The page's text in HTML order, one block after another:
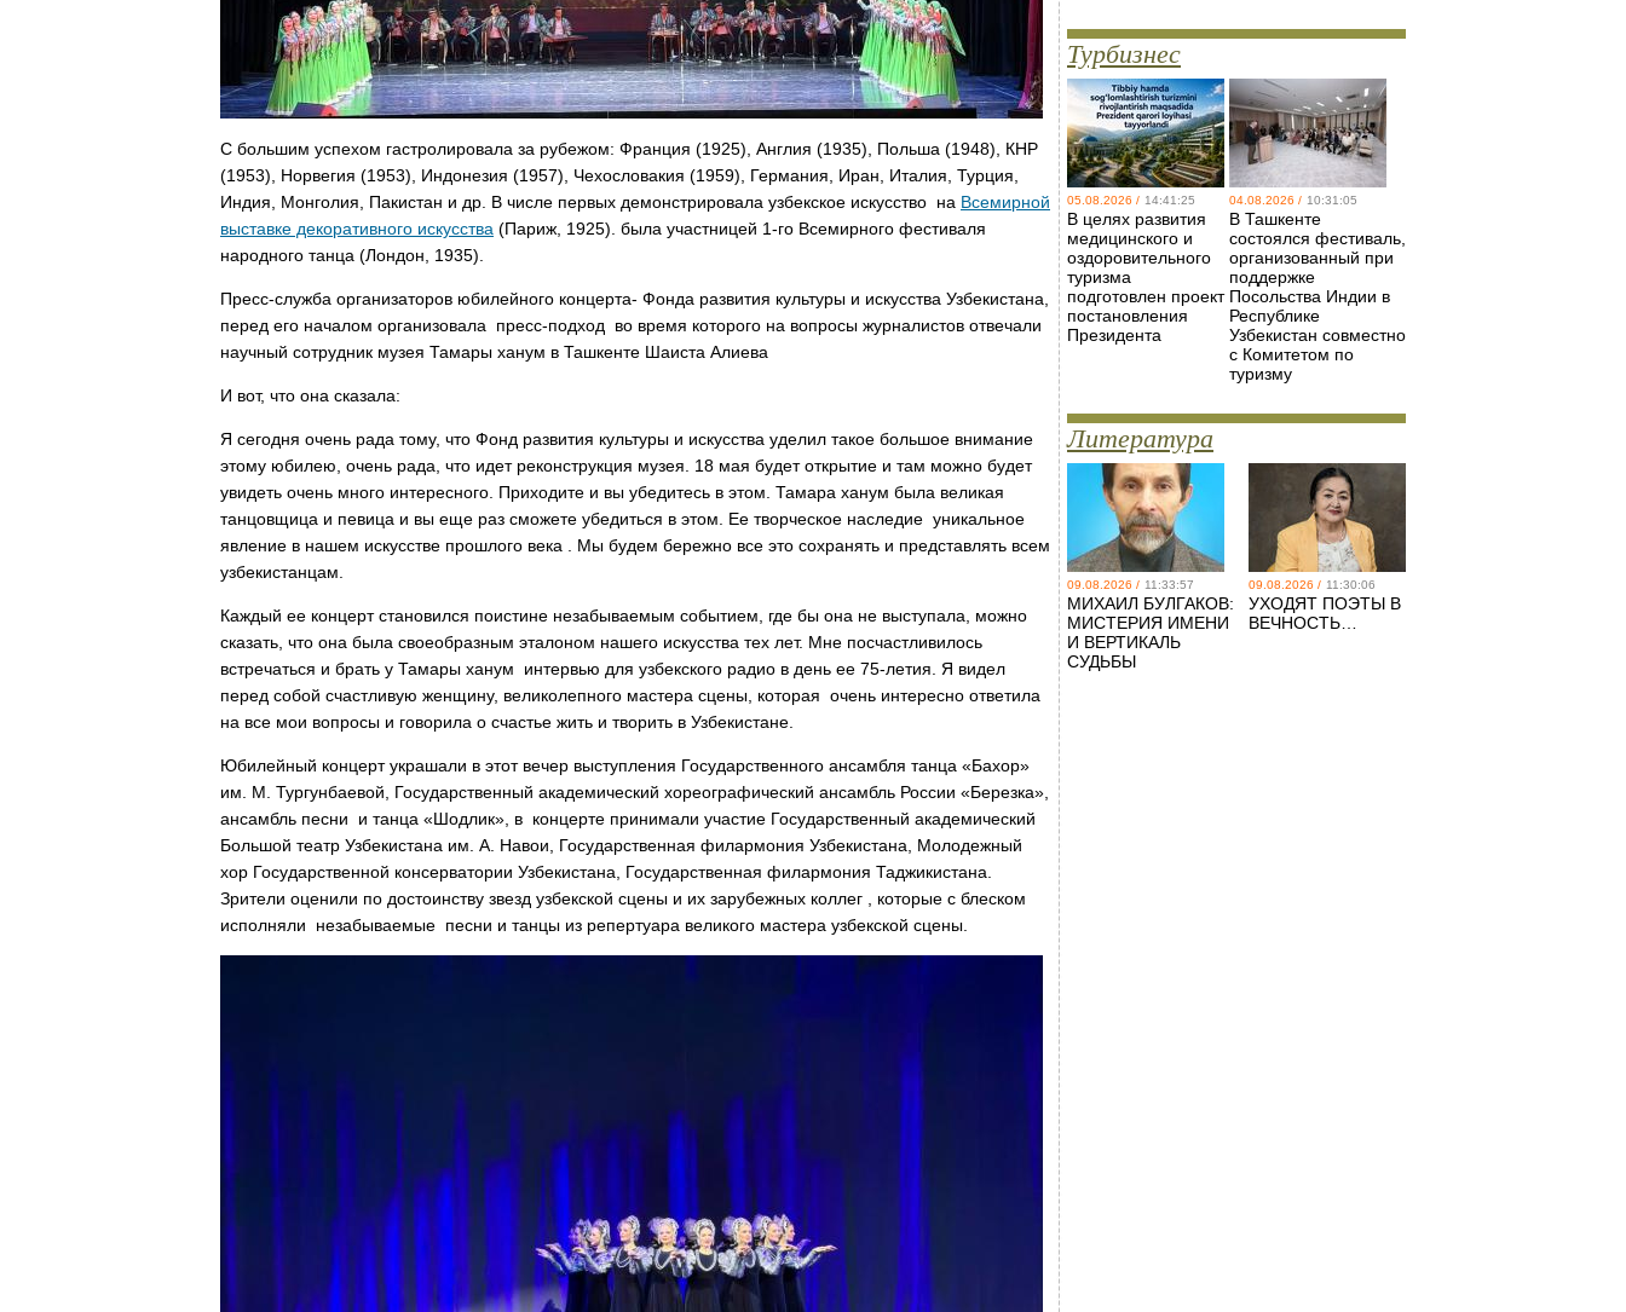
С большим успехом гастролировала за рубежом: Франция (1925), Англия (1935), Польша (1948), КНР
(1953), Норвегия (1953), Индонезия (1957), Чехословакия (1959), Германия, Иран, Италия, Турция,
Индия, Монголия, Пакистан и др. В числе первых демонстрировала узбекское искусство на Всемирной
выставке декоративного искусства (Париж, 1925). была участницей 1-го Всемирного фестиваля
народного танца (Лондон, 1935).
Пресс-служба организаторов юбилейного концерта- Фонда развития культуры и искусства Узбекистана,
перед его началом организовала пресс-подход во время которого на вопросы журналистов отвечали
научный сотрудник музея Тамары ханум в Ташкенте Шаиста Алиева
И вот, что она сказала:
Я сегодня очень рада тому, что Фонд развития культуры и искусства уделил такое большое внимание
этому юбилею, очень рада, что идет реконструкция музея. 18 мая будет открытие и там можно будет
увидеть очень много интересного. Приходите и вы убедитесь в этом. Тамара ханум была великая
танцовщица и певица и вы еще раз сможете убедиться в этом. Ее творческое наследие уникальное
явление в нашем искусстве прошлого века . Мы будем бережно все это сохранять и представлять всем
узбекистанцам.
Каждый ее концерт становился поистине незабываемым событием, где бы она не выступала, можно
сказать, что она была своеобразным эталоном нашего искусства тех лет. Мне посчастливилось
встречаться и брать у Тамары ханум интервью для узбекского радио в день ее 75-летия. Я видел
перед собой счастливую женщину, великолепного мастера сцены, которая очень интересно ответила
на все мои вопросы и говорила о счастье жить и творить в Узбекистане.
Юбилейный концерт украшали в этот вечер выступления Государственного ансамбля танца «Бахор»
им. М. Тургунбаевой, Государственный академический хореографический ансамбль России «Березка»,
ансамбль песни и танца «Шодлик», в концерте принимали участие Государственный академический
Большой театр Узбекистана им. А. Навои, Государственная филармония Узбекистана, Молодежный
хор Государственной консерватории Узбекистана, Государственная филармония Таджикистана.
Зрители оценили по достоинству звезд узбекской сцены и их зарубежных коллег , которые с блеском
исполняли незабываемые песни и танцы из репертуара великого мастера узбекской сцены.
Турбизнес
05.08.2026 / 14:41:25
В целях развития
медицинского и
оздоровительного
туризма
подготовлен проект
постановления
Президента
04.08.2026 / 10:31:05
В Ташкенте
состоялся фестиваль,
организованный при
поддержке
Посольства Индии в
Республике
Узбекистан совместно
с Комитетом по
туризму
Литература
09.08.2026 / 11:33:57
МИХАИЛ БУЛГАКОВ:
МИСТЕРИЯ ИМЕНИ
И ВЕРТИКАЛЬ
СУДЬБЫ
09.08.2026 / 11:30:06
УХОДЯТ ПОЭТЫ В
ВЕЧНОСТЬ…